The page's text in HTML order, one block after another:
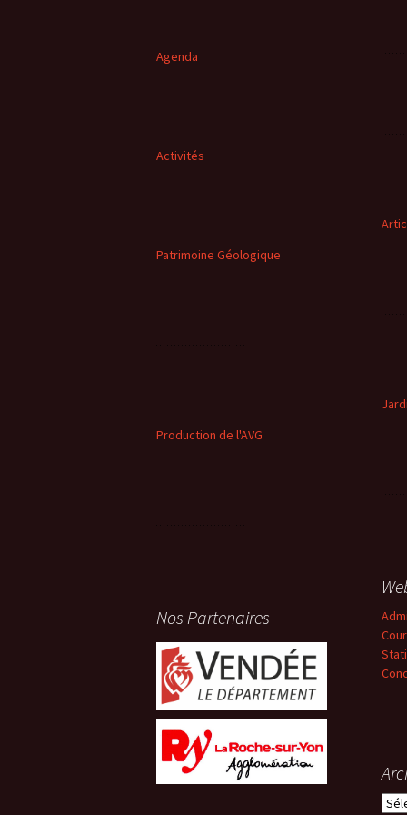
Agenda
Activités
Patrimoine Géologique
Production de l'AVG
Nos Partenaires